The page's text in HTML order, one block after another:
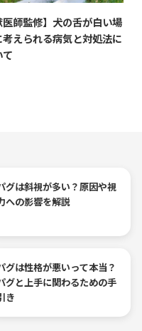
医師監修】犬の舌が白い場
えられる病気と対処法に
グは斜視が多い？原因や視
への影響を解説
グは性格が悪いって本当？
グと上手に関わるための手
き